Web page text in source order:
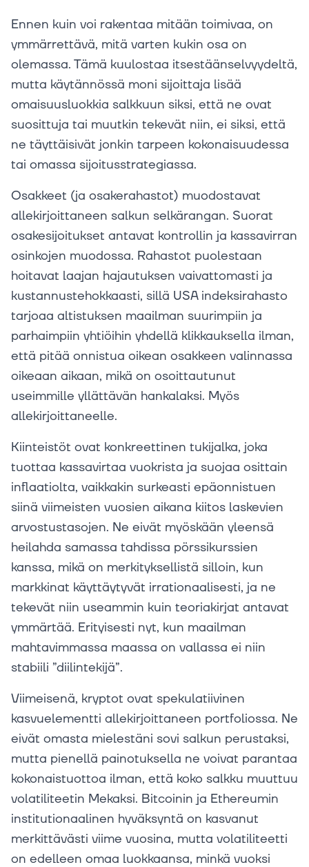
Ennen kuin voi rakentaa mitään toimivaa, on
ymmärrettävä, mitä varten kukin osa on
olemassa. Tämä kuulostaa itsestäänselvyydeltä,
mutta käytännössä moni sijoittaja lisää
omaisuusluokkia salkkuun siksi, että ne ovat
suosittuja tai muutkin tekevät niin, ei siksi, että
ne täyttäisivät jonkin tarpeen kokonaisuudessa
tai omassa sijoitusstrategiassa.
Osakkeet (ja osakerahastot) muodostavat
allekirjoittaneen salkun selkärangan. Suorat
osakesijoitukset antavat kontrollin ja kassavirran
osinkojen muodossa. Rahastot puolestaan
hoitavat laajan hajautuksen vaivattomasti ja
kustannustehokkaasti, sillä USA indeksirahasto
tarjoaa altistuksen maailman suurimpiin ja
parhaimpiin yhtiöihin yhdellä klikkauksella ilman,
että pitää onnistua oikean osakkeen valinnassa
oikeaan aikaan, mikä on osoittautunut
useimmille yllättävän hankalaksi. Myös
allekirjoittaneelle.
Kiinteistöt ovat konkreettinen tukijalka, joka
tuottaa kassavirtaa vuokrista ja suojaa osittain
inflaatiolta, vaikkakin surkeasti epäonnistuen
siinä viimeisten vuosien aikana kiitos laskevien
arvostustasojen. Ne eivät myöskään yleensä
heilahda samassa tahdissa pörssikurssien
kanssa, mikä on merkityksellistä silloin, kun
markkinat käyttäytyvät irrationaalisesti, ja ne
tekevät niin useammin kuin teoriakirjat antavat
ymmärtää. Erityisesti nyt, kun maailman
mahtavimmassa maassa on vallassa ei niin
stabiili ”diilintekijä”.
Viimeisenä, kryptot ovat spekulatiivinen
kasvuelementti allekirjoittaneen portfoliossa. Ne
eivät omasta mielestäni sovi salkun perustaksi,
mutta pienellä painotuksella ne voivat parantaa
kokonaistuottoa ilman, että koko salkku muuttuu
volatiliteetin Mekaksi. Bitcoinin ja Ethereumin
institutionaalinen hyväksyntä on kasvanut
merkittävästi viime vuosina, mutta volatiliteetti
on edelleen omaa luokkaansa, minkä vuoksi